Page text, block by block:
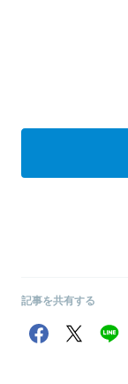
記事を共有する